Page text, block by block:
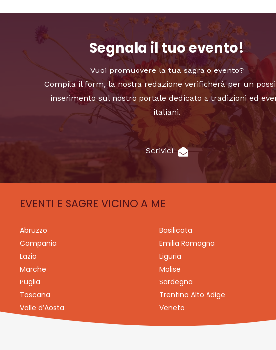
Segnala il tuo evento!
Vuoi promuovere la tua sagra o evento?
Compila il form, la nostra redazione verificherà per un
inserimento sul nostro portale dedicato a tradizioni ed
italiani.
Scrivici
EVENTI E SAGRE VICINO A ME
Abruzzo Basilicata
Campania
Emilia Romagna
Lazio
Liguria
Marche
Molise
Puglia
Sardegna
Toscana
Trentino Alto Adige
Valle d’Aosta
Veneto